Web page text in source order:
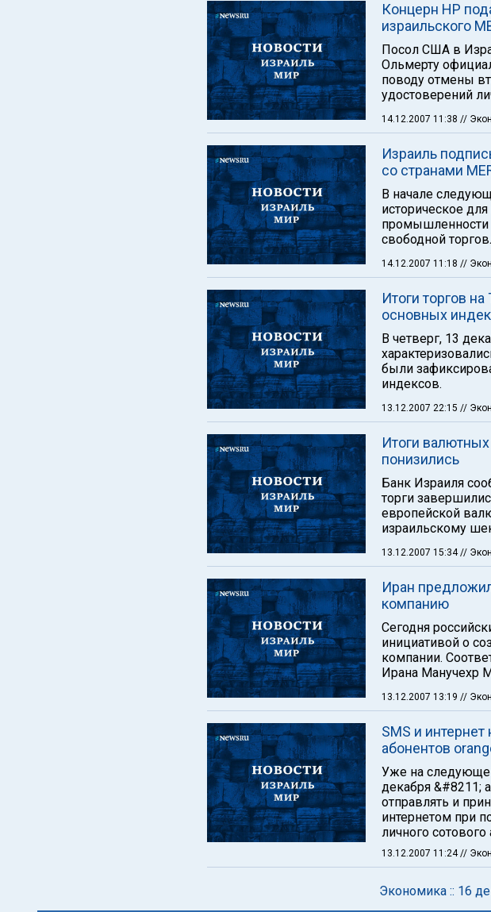
Концерн HP
израильского
Посол США в
Ольмерту
поводу отмены
удостоверений
14.12.2007 11:38 //
Израиль
со странами
В начале
историческое
промышленности
свободной
14.12.2007 11:18 //
Итоги торгов
основных
В четверг, 13
были
индексов.
13.12.2007 22:15 //
Итоги
понизились
Банк Израиля
торги
европейской
израильскому
13.12.2007 15:34//
Иран
компанию
Сегодня
инициативой о
компании.
Ирана Манучехр
13.12.2007 13:19 //
SMS и
абонентов
Уже на
декабря &#8211;
отправлять и
интернетом при
личного сотового
13.12.2007 11:24//
Экономика :: 16